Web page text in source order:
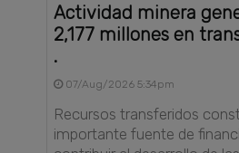
Actividad minera
2,177 millones en
.
07/Aug/2026 5:34pm
Recursos transferidos
importante fuente de